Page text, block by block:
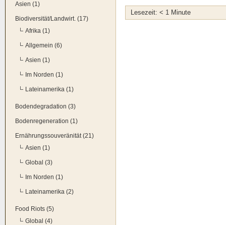
Asien (1)
Biodiversität/Landwirt. (17)
Afrika (1)
Allgemein (6)
Asien (1)
Im Norden (1)
Lateinamerika (1)
Bodendegradation (3)
Bodenregeneration (1)
Ernährungssouveränität (21)
Asien (1)
Global (3)
Im Norden (1)
Lateinamerika (2)
Food Riots (5)
Global (4)
Lese­zeit: < 1 Minu­te